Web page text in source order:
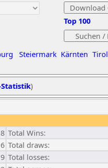
Steiermark Kärnten Tirol
Top 100
)
8 Total Wins:
6 Total draws:
9 Total losses: